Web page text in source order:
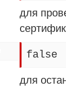
для
false
для